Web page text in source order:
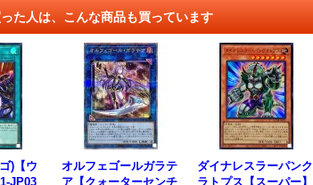
た人は、こんな商品も買っています
)【ウ
JP03
オルフェゴールガラテ
ア【クォーターセンチ
ダイナレスラーパンク
ラトプス【スーパー】